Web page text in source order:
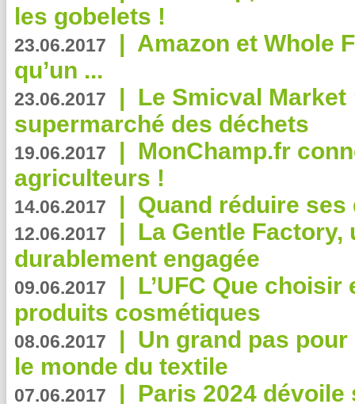
les gobelets !
23.06.2017 | Amazon et Whole
qu’un ...
23.06.2017 | Le Smicval
supermarché des déchets
19.06.2017 | MonChamp.fr
agriculteurs !
14.06.2017 | Quand réduire
12.06.2017 | La Gentle
durablement engagée
09.06.2017 | L’UFC Que
produits cosmétiques
08.06.2017 | Un grand pas
le monde du textile
07.06.2017 | Paris 2024